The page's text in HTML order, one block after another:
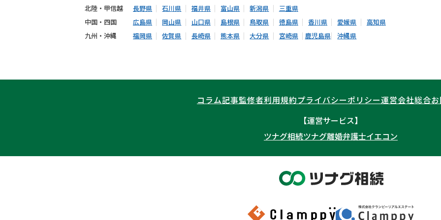
北陸・甲信越 長野県 石川県 福井県 富山県 新潟県
三重県
中国・四国
広島県 岡山県 山口県 島根県 鳥取県 徳島県 香川県 愛媛県
高知県
九州・沖縄
福岡県 佐賀県 長崎県 熊本県 大分県 宮崎県 鹿児島県 沖縄県
コラム記事監修者利用規約プライバシーポリシー運営会社総合
【運営サービス】
ツナグ相続ツナグ離婚弁護士イエコン